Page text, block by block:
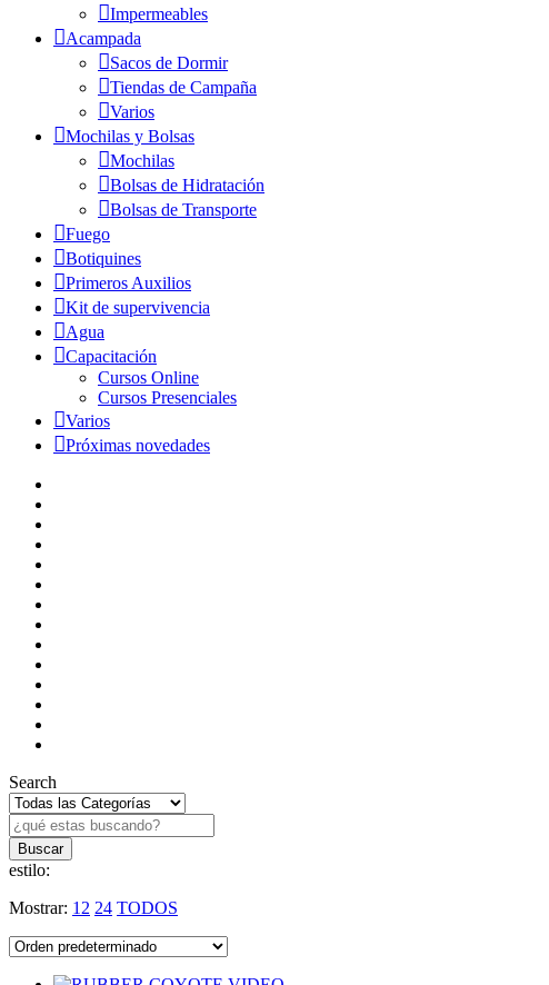
Impermeables
Acampada
Sacos de Dormir
Tiendas de Campaña
Varios
Mochilas y Bolsas
Mochilas
Bolsas de Hidratación
Bolsas de Transporte
Fuego
Botiquines
Primeros Auxilios
Kit de supervivencia
Agua
Capacitación
Cursos Online
Cursos Presenciales
Varios
Próximas novedades
Search
estilo:
Mostrar: 12 24 TODOS